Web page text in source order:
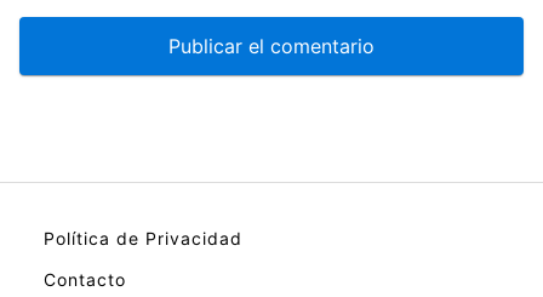
Política de Privacidad
Contacto